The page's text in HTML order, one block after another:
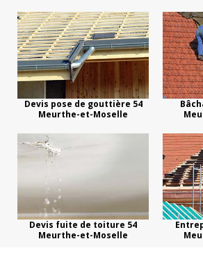
Devis pose de gouttière 54
Meurthe-et-Moselle
Devis fuite de toiture 54
Meurthe-et-Moselle